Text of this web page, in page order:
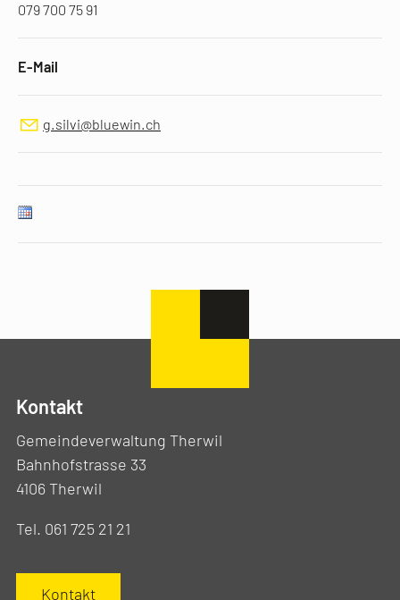
079 700 75 91
E-Mail
g.silvi@bluewin.ch
Kontakt
Gemeindeverwaltung Therwil
Bahnhofstrasse 33
4106 Therwil
Tel. 061 725 21 21
Kontakt